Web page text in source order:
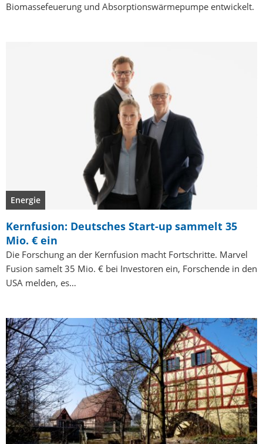
Biomassefeuerung und Absorptionswärmepumpe entwickelt.
Energie
Kernfusion: Deutsches Start-up sammelt 35
Mio. € ein
Die Forschung an der Kernfusion macht Fortschritte. Marvel
Fusion samelt 35 Mio. € bei Investoren ein, Forschende in den
USA melden, es…